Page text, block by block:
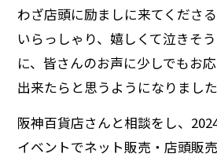
わざ店頭に励ましに来てくださ
いらっしゃり、嬉しくて泣きそ
に、皆さんのお声に少しでもお
出来たらと思うようになりました
阪神百貨店さんと相談をし、
イベントでネット販売・店頭販